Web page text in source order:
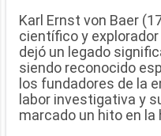
Karl Ernst von Baer
científico y
dejó un legado
siendo reconocido
los fundadores de la
labor investigativa y
marcado un hito en